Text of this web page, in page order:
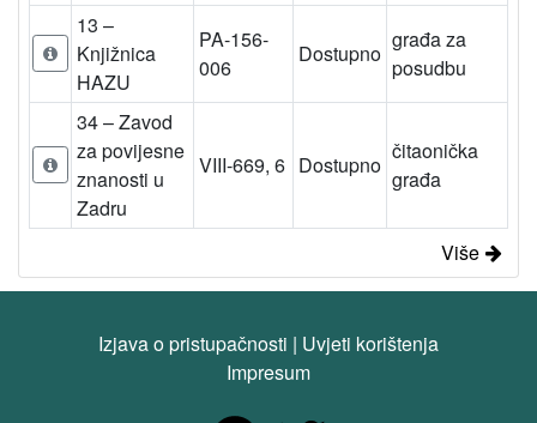
13 –
Knjižnica
HAZU
PA-156-
006
Dostupno
građa za
posudbu
34 – Zavod
za povijesne
znanosti u
Zadru
VIII-669, 6 Dostupno
čitaonička
građa
Više
Izjava o pristupačnosti | Uvjeti korištenja
Impresum